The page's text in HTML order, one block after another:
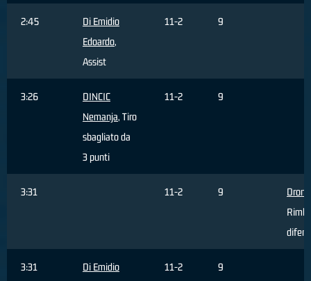
2:45
Di Emidio
Edoardo,
Assist
11-2 9
3:26
DINCIC
Nemanja, Tiro
sbagliato da
3 punti
11-2 9
3:31 11-2 9
Dron
3:31
Di Emidio
11-2 9